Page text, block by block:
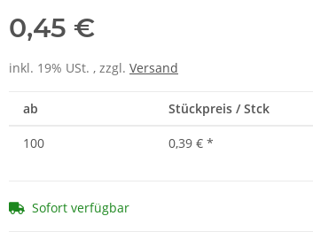
0,45 €
inkl. 19% USt. , zzgl. Versand
ab Stückpreis / Stck
100 0,39 € *
Sofort verfügbar